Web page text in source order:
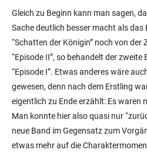
Gleich zu Beginn kann man sagen,
Sache deutlich besser macht als
“Schatten der Königin” noch von der
“Episode II”, so behandelt der zweite
“Episode I”. Etwas anderes wäre
gewesen, denn nach dem Erstling
eigentlich zu Ende erzählt: Es waren
Man konnte hier also quasi nur
neue Band im Gegensatz zum
etwas mehr auf die